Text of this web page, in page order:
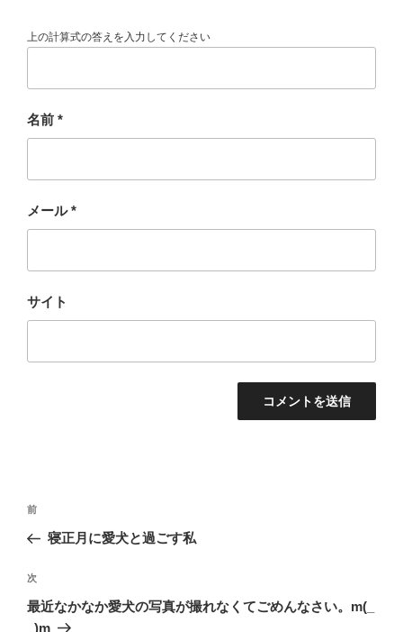
上の計算式の答えを入力してください
名前 *
メール*
サイト
投
ビ
ゲ
ー
過
去
投
稿
前
寝正月に愛犬と過ごす私
次
の
投
次
最近なかなか愛犬の写真が撮れなくてごめんなさい。m(_
_)m